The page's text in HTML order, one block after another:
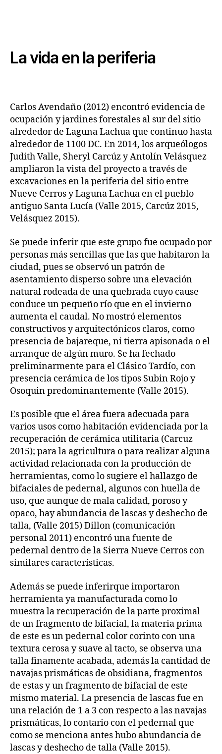
La vida en la periferia
Carlos Avendaño (2012) encontró evidencia de
ocupación y jardines forestales al sur del sitio
alrededor de Laguna Lachua que continuo hasta
alrededor de 1100 DC. En 2014, los arqueólogos
Judith Valle, Sheryl Carcúz y Antolín Velásquez
ampliaron la vista del proyecto a través de
excavaciones en la periferia del sitio entre
Nueve Cerros y Laguna Lachua en el pueblo
antiguo Santa Lucía (Valle 2015, Carcúz 2015,
Velásquez 2015).
Se puede inferir que este grupo fue ocupado por
personas más sencillas que las que habitaron la
ciudad, pues se observó un patrón de
asentamiento disperso sobre una elevación
natural rodeada de una quebrada cuyo cause
conduce un pequeño río que en el invierno
aumenta el caudal. No mostró elementos
constructivos y arquitectónicos claros, como
presencia de bajareque, ni tierra apisonada o el
arranque de algún muro. Se ha fechado
preliminarmente para el Clásico Tardío, con
presencia cerámica de los tipos Subin Rojo y
Osoquin predominantemente (Valle 2015).
Es posible que el área fuera adecuada para
varios usos como habitación evidenciada por la
recuperación de cerámica utilitaria (Carcuz
2015); para la agricultura o para realizar alguna
actividad relacionada con la producción de
herramientas, como lo sugiere el hallazgo de
bifaciales de pedernal, algunos con huella de
uso, que aunque de mala calidad, poroso y
opaco, hay abundancia de lascas y deshecho de
talla, (Valle 2015) Dillon (comunicación
personal 2011) encontró una fuente de
pedernal dentro de la Sierra Nueve Cerros con
similares características.
Además se puede inferirque importaron
herramienta ya manufacturada como lo
muestra la recuperación de la parte proximal
de un fragmento de bifacial, la materia prima
de este es un pedernal color corinto con una
textura cerosa y suave al tacto, se observa una
talla finamente acabada, además la cantidad de
navajas prismáticas de obsidiana, fragmentos
de estas y un fragmento de bifacial de este
mismo material. La presencia de lascas fue en
una relación de 1 a 3 con respecto a las navajas
prismáticas, lo contario con el pedernal que
como se menciona antes hubo abundancia de
lascas y deshecho de talla (Valle 2015).